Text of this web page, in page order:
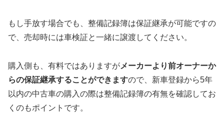
もし手放す場合でも、整備記録簿は保証継承が可能ですの
で、売却時には車検証と一緒に譲渡してください。
購入側も、有料ではありますがメーカーより前オーナーか
らの保証継承することができますので、新車登録から5年
以内の中古車の購入の際は整備記録簿の有無を確認してお
くのもポイントです。